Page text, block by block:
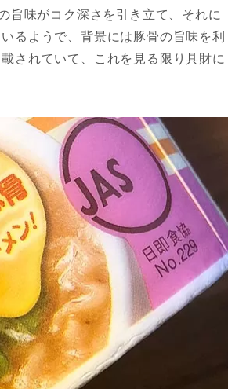
旨味がコク深さを引き立て、それに
るようで、背景には豚骨の旨味を利
されていて、これを見る限り具財に